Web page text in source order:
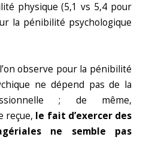
physique (5,1 vs 5,4 pour
la pénibilité psychologique
observe pour la pénibilité
ne dépend pas de la
; de même,
reçue, le fait d’exercer des
ne semble pas